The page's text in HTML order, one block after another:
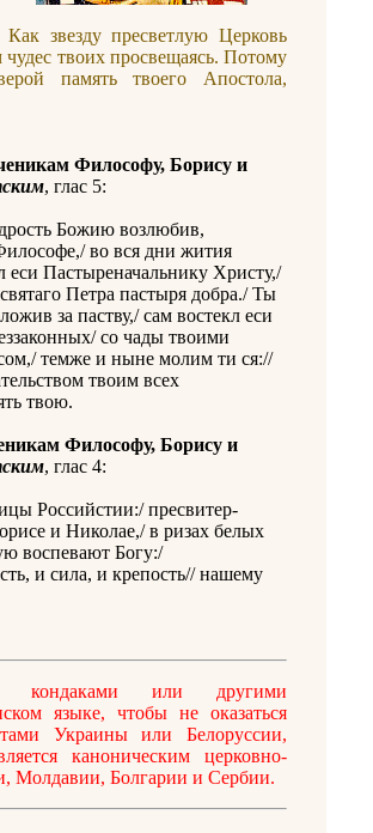
Как звезду пресветлую Церковь
твоих просвещаясь. Потому
память твоего Апостола,
Философу, Борису и
, глас 5:
Божию возлюбив,
во вся дни жития
еси Пастыреначальнику Христу,/
Петра пастыря добра./ Ты
за паству,/ сам востекл еси
со чады твоими
темже и ныне молим ти ся://
твоим всех
твою.
Философу, Борису и
, глас 4:
Российстии:/ пресвитер-
и Николае,/ в ризах белых
воспевают Богу:/
и сила, и крепость// нашему
кондаками или другими
языке, чтобы не оказаться
Украины или Белоруссии,
каноническим церковно-
Молдавии, Болгарии и Сербии.